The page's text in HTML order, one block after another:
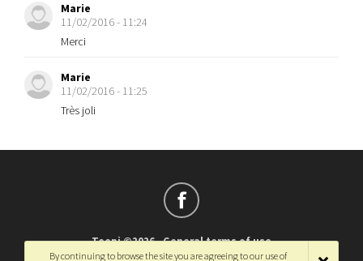
Marie
11/02/2016 - 11:24
Merci
Marie
11/02/2016 - 11:25
Très joli
Teepi ©2026-General terms of use
By continuing to browse the site you are agreeing to our use of